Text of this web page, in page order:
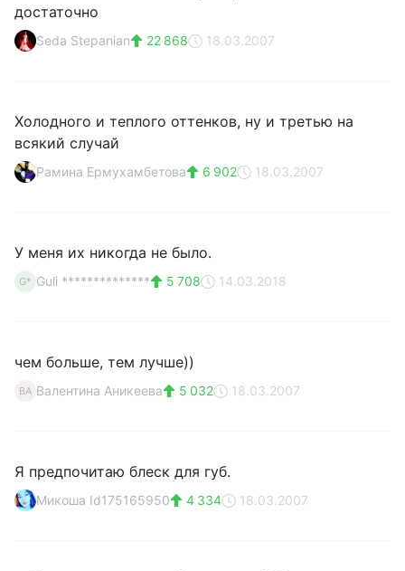
достаточно
Seda Stepanian 22 868 18.03.2007
Холодного и теплого оттенков, ну и третью на
всякий случай
Рамина Ермухамбетова 6 902 18.03.2007
У меня их никогда не было.
G* Guli ************** 5 708 14.03.2018
чем больше, тем лучше))
ВА Валентина Аникеева 5 032 18.03.2007
Я предпочитаю блеск для губ.
Микоша Id175165950 4 334 18.03.2007